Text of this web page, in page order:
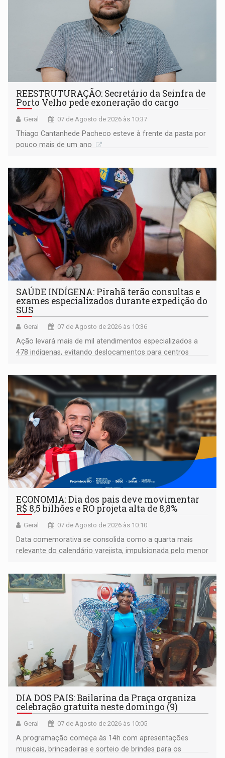
REESTRUTURAÇÃO: Secretário da Seinfra de
Porto Velho pede exoneração do cargo
Geral 07 de Agosto de 2026 às 10:37
Thiago Cantanhede Pacheco esteve à frente da pasta por
pouco mais de um ano
SAÚDE INDÍGENA: Pirahã terão consultas e
exames especializados durante expedição do
SUS
Geral 07 de Agosto de 2026 às 10:36
Ação levará mais de mil atendimentos especializados a
478 indígenas, evitando deslocamentos para centros
ECONOMIA: Dia dos pais deve movimentar
R$ 8,5 bilhões e RO projeta alta de 8,8%
Geral 07 de Agosto de 2026 às 10:10
Data comemorativa se consolida como a quarta mais
relevante do calendário varejista, impulsionada pelo menor
média do trabalhador
DIA DOS PAIS: Bailarina da Praça organiza
celebração gratuita neste domingo (9)
Geral 07 de Agosto de 2026 às 10:05
A programação começa às 14h com apresentações
musicais, brincadeiras e sorteio de brindes para os